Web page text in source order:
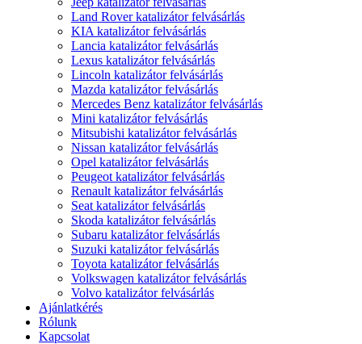
Land Rover katalizátor felvásárlás
KIA katalizátor felvásárlás
Lancia katalizátor felvásárlás
Lexus katalizátor felvásárlás
Lincoln katalizátor felvásárlás
Mazda katalizátor felvásárlás
Mercedes Benz katalizátor felvásárlás
Mini katalizátor felvásárlás
Mitsubishi katalizátor felvásárlás
Nissan katalizátor felvásárlás
Opel katalizátor felvásárlás
Peugeot katalizátor felvásárlás
Renault katalizátor felvásárlás
Seat katalizátor felvásárlás
Skoda katalizátor felvásárlás
Subaru katalizátor felvásárlás
Suzuki katalizátor felvásárlás
Toyota katalizátor felvásárlás
Volkswagen katalizátor felvásárlás
Volvo katalizátor felvásárlás
Ajánlatkérés
Rólunk
Kapcsolat